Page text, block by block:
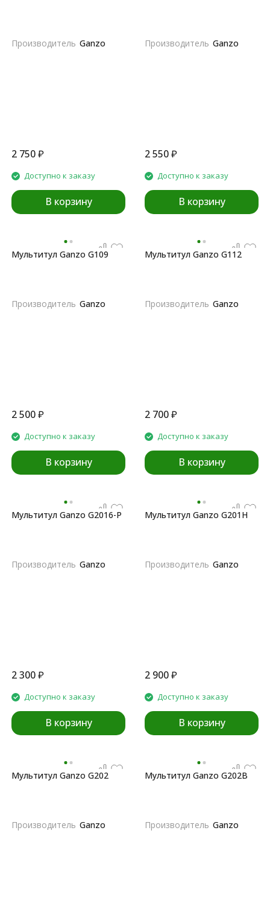
Производитель Ganzo
2 750₽
Доступно к заказу
В корзину
Производитель Ganzo
2 550₽
Доступно к заказу
В корзину
Мультитул Ganzo G109
Производитель Ganzo
2 500₽
Доступно к заказу
В корзину
Мультитул Ganzo G112
Производитель Ganzo
2 700₽
Доступно к заказу
В корзину
Мультитул Ganzo G2016-P
Производитель Ganzo
2 300₽
Доступно к заказу
В корзину
Мультитул Ganzo G201H
Производитель Ganzo
2 900₽
Доступно к заказу
В корзину
Мультитул Ganzo G202
Производитель Ganzo
Мультитул Ganzo G202B
Производитель Ganzo